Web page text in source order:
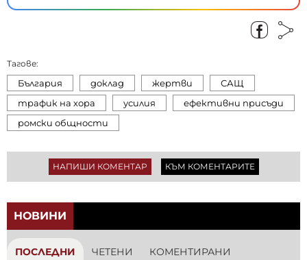
Тагове:
България доклад жертви
САЩ
трафик на хора
усилия
ефективни присъди
ромски общности
НАПИШИ КОМЕНТАР КЪМ КОМЕНТАРИТЕ
НОВИНИ
ПОСЛЕДНИ ЧЕТЕНИ КОМЕНТИРАНИ